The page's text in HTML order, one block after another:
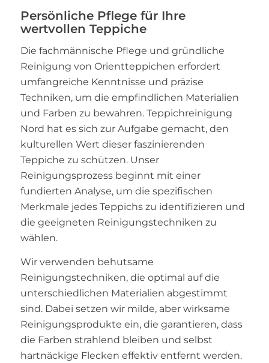
Persönliche Pflege für Ihre
wertvollen Teppiche
Die fachmännische Pflege und gründliche
Reinigung von Orientteppichen erfordert
umfangreiche Kenntnisse und präzise
Techniken, um die empfindlichen Materialien
und Farben zu bewahren. Teppichreinigung
Nord hat es sich zur Aufgabe gemacht, den
kulturellen Wert dieser faszinierenden
Teppiche zu schützen. Unser
Reinigungsprozess beginnt mit einer
fundierten Analyse, um die spezifischen
Merkmale jedes Teppichs zu identifizieren und
die geeigneten Reinigungstechniken zu
wählen.
Wir verwenden behutsame
Reinigungstechniken, die optimal auf die
unterschiedlichen Materialien abgestimmt
sind. Dabei setzen wir milde, aber wirksame
Reinigungsprodukte ein, die garantieren, dass
die Farben strahlend bleiben und selbst
hartnäckige Flecken effektiv entfernt werden.